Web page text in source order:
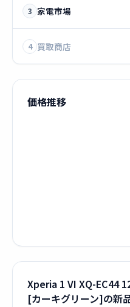
3 家電市場
4 買取商店
価格推移
Xperia 1 VI XQ-EC44
[カーキグリーン]の新